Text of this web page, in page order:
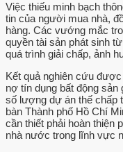
Việc thiếu minh bạch
tin của người mua nhà,
hàng. Các vướng mắc
quyền tài sản phát sinh
quá trình giải chấp, ảnh
Kết quả nghiên cứu
nợ tín dụng bất động sản
số lượng dự án thế chấp
bàn Thành phố Hồ Chí
cần thiết phải hoàn thiện
nhà nước trong lĩnh vực